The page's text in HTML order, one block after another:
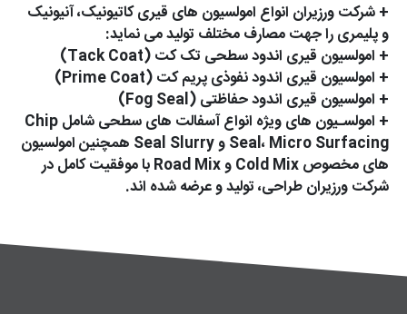
+ شرکت ورزیران انواع امولسیون های قیری کاتیونیک، آنیونیک
و پلیمری را جهت مصارف مختلف تولید می نماید:
+ امولسیون قیری اندود سطحی تک کت (Tack Coat)
+ امولسیون قیری اندود نفوذی پریم کت (Prime Coat)
+ امولسیون قیری اندود حفاظتی (Fog Seal)
+ امولسـیون های ویژه انواع آسفالت های سطحی شامل Chip
Seal، Micro Surfacing و Seal Slurry همچنین امولسیون
های مخصوص Cold Mix و Road Mix با موفقیت کامل در
شرکت ورزیران طراحی، تولید و عرضه شده اند.